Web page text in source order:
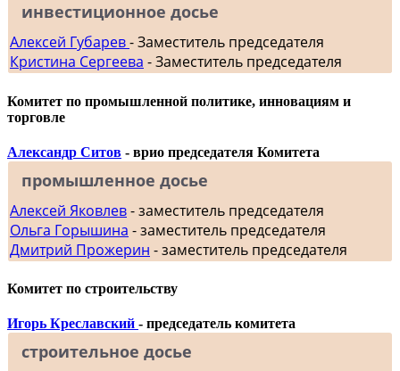
инвестиционное досье
Алексей Губарев- Заместитель председателя
Кристина Сергеева - Заместитель председателя
Комитет по промышленной политике, инновациям и
торговле
Александр Ситов - врио председателя Комитета
промышленное досье
Алексей Яковлев- заместитель председателя
Ольга Горышина - заместитель председателя
Дмитрий Прожерин - заместитель председателя
Комитет по строительству
Игорь Креславский - председатель комитета
строительное досье